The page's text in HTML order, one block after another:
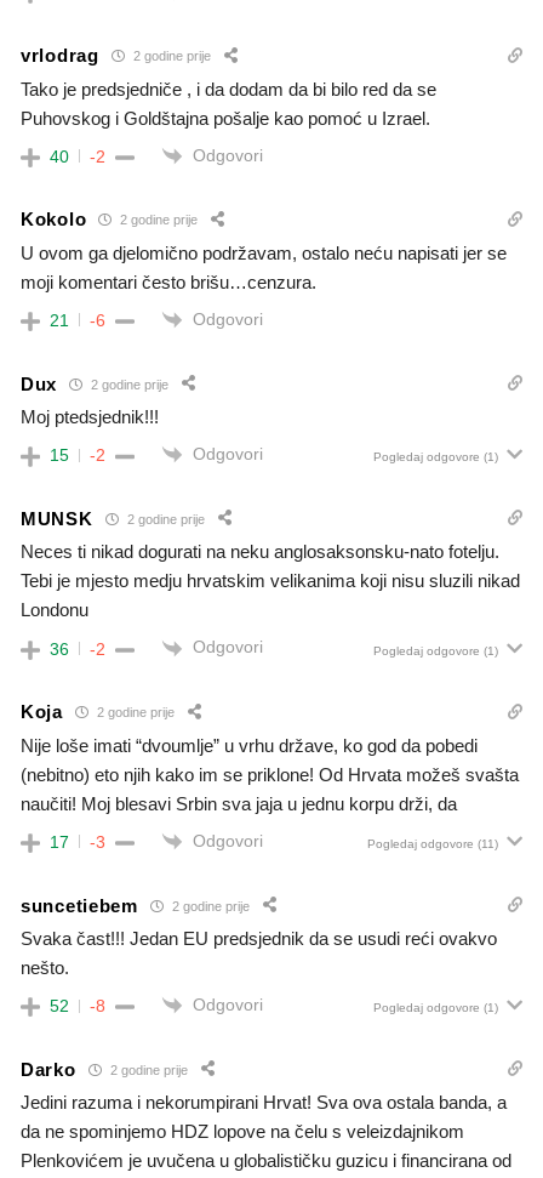
vrlodrag 2 godine prije
Tako je predsjedniče , i da dodam da bi bilo red da se
Puhovskog i Goldštajna pošalje kao pomoć u Izrael.
40 -2 Odgovori
Kokolo 2 godine prije
U ovom ga djelomično podržavam, ostalo neću napisati jer se
moji komentari često brišu…cenzura.
21 -6 Odgovori
Dux 2 godine prije
Moj ptedsjednik!!!
15 -2 Odgovori Pogledaj odgovore (1)
MUNSK 2 godine prije
Neces ti nikad dogurati na neku anglosaksonsku-nato fotelju.
Tebi je mjesto medju hrvatskim velikanima koji nisu sluzili nikad
Londonu
36 -2 Odgovori Pogledaj odgovore (1)
Koja 2 godine prije
Nije loše imati “dvoumlje” u vrhu države, ko god da pobedi
(nebitno) eto njih kako im se priklone! Od Hrvata možeš svašta
naučiti! Moj blesavi Srbin sva jaja u jednu korpu drži, da
17 -3 Odgovori Pogledaj odgovore (11)
suncetiebem 2 godine prije
Svaka čast!!! Jedan EU predsjednik da se usudi reći ovakvo
nešto.
52 -8 Odgovori Pogledaj odgovore (1)
Darko 2 godine prije
Jedini razuma i nekorumpirani Hrvat! Sva ova ostala banda, a
da ne spominjemo HDZ lopove na čelu s veleizdajnikom
Plenkovićem je uvučena u globalističku guzicu i financirana od